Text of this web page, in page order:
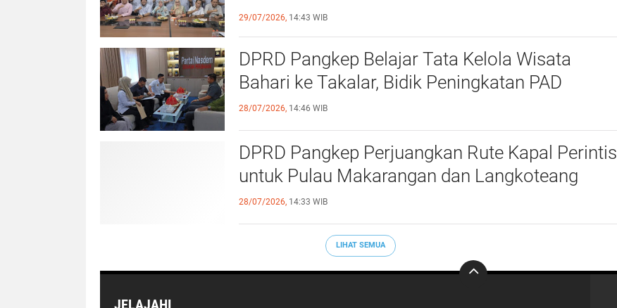
Olahraga
29/07/2026, 14:43 WIB
DPRD Pangkep Belajar Tata Kelola Wisata
Bahari ke Takalar, Bidik Peningkatan PAD
28/07/2026, 14:46 WIB
DPRD Pangkep Perjuangkan Rute Kapal Perintis
untuk Pulau Makarangan dan Langkoteang
28/07/2026, 14:33 WIB
LIHAT SEMUA
JELAJAHI